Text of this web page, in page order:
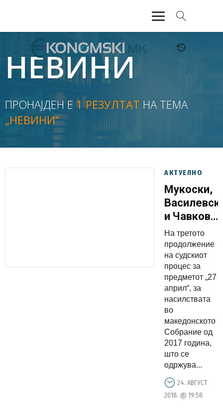
АКТУЕЛНО
ЕКОНОМИЈА
ФИНАНСИИ
БАНКАРСТВО
ЖИВОТ
НЕВИНИ
ПРОНАЈДЕН Е1 РЕЗУЛТАТ НА ТЕМА
„НЕВИНИ“
АКТУЕЛНО
Мукоски,
и Чавков
не
вина за
настаните
во
На третото
продолжение
на судскиот
процес за
предметот „27
април“, за
насилствата
во
македонското
Собрание од
2017 година,
што се
одржува...
24. АВГУСТ
2018. @ 19:58